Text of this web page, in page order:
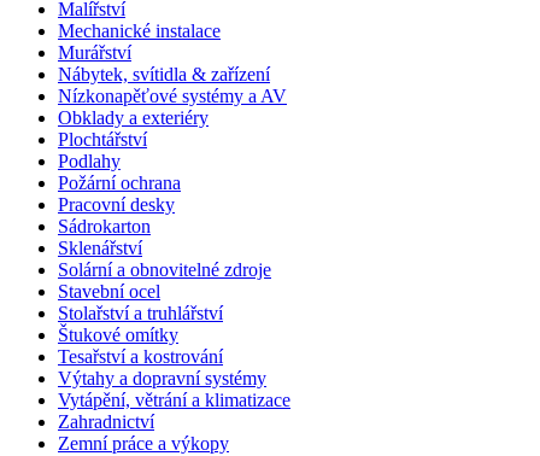
Malířství
Mechanické instalace
Murářství
Nábytek, svítidla & zařízení
Nízkonapěťové systémy a AV
Obklady a exteriéry
Plochtářství
Podlahy
Požární ochrana
Pracovní desky
Sádrokarton
Sklenářství
Solární a obnovitelné zdroje
Stavební ocel
Stolařství a truhlářství
Štukové omítky
Tesařství a kostrování
Výtahy a dopravní systémy
Vytápění, větrání a klimatizace
Zahradnictví
Zemní práce a výkopy